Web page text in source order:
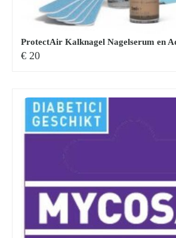
ProtectAir Kalknagel Nagelserum en
€ 20